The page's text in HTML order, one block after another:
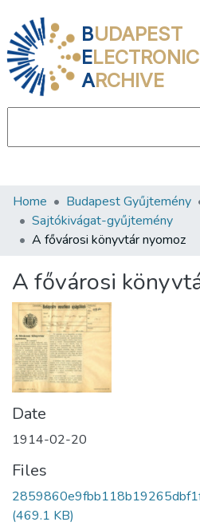
BUDAPEST
ELECTRONIC
ARCHIVE
Communities & Collections
All of DSpace
About us
Home Budapest Gyűjtemény
Sajtókivágat-gyűjtemény
A fővárosi könyvtár nyomoz
A fővárosi
Date
1914-02-20
Files
(469.1 KB)